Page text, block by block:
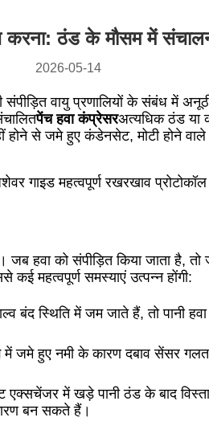
ठंड के मौसम में संचालन
2026-05-14
वायु प्रणालियों के संबंध में
पेंच हवा कंप्रेसरअत्यधिक ठंड या
होने से जमे हुए कंडेनसेट, मोटी होने
गाइड महत्वपूर्ण रखरखाव
जब हवा को संपीड़ित किया जाता है,
कई महत्वपूर्ण समस्याएं उत्पन्न होंगी:
बंद स्थिति में जम जाते हैं, तो पानी
में जमे हुए नमी के कारण दबाव सेंसर
एक्सचेंजर में खड़े पानी ठंड के बाद
बन सकते हैं।